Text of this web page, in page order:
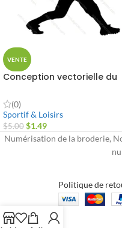
VENTE
Conception vectorielle du
(0)
Sportif & Loisirs
$5.00 $1.49
Numérisation de la broderie,
Politique de